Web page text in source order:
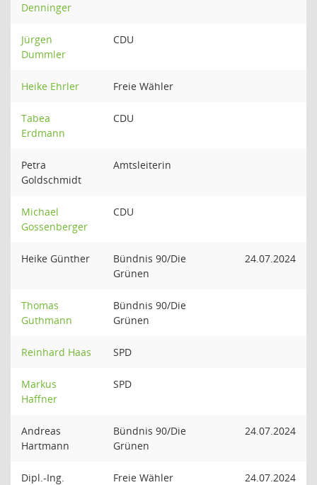
Denninger
Jürgen
Dummler
CDU
Heike Ehrler Freie Wähler
Tabea
Erdmann
CDU
Petra
Goldschmidt
Amtsleiterin
Michael
Gossenberger
CDU
Heike Günther
Bündnis 90/Die
Grünen
24.07.2024
Thomas
Guthmann
Bündnis 90/Die
Grünen
Reinhard Haas SPD
Markus
Haffner
SPD
Andreas
Hartmann
Bündnis 90/Die
Grünen
24.07.2024
Dipl.-Ing.
Freie Wähler 24.07.2024